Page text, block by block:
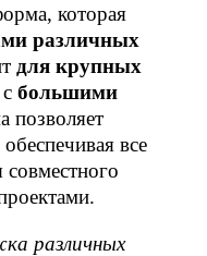
которая
различных
для крупных
большими
позволяет
все
различных